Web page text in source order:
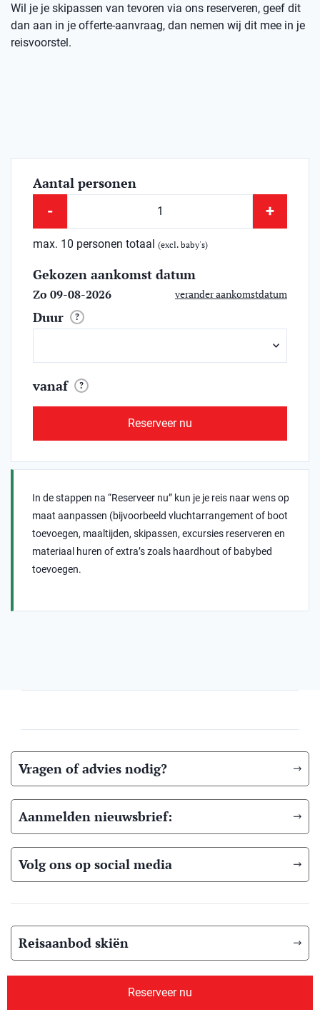
Wil je je skipassen van tevoren via ons reserveren, geef dit
dan aan in je offerte-aanvraag, dan nemen wij dit mee in je
reisvoorstel.
Aantal personen
- +
max. 10 personen totaal (excl. baby's)
Gekozen aankomst datum
Zo 09-08-2026 verander aankomstdatum
Duur ?
vanaf ?
Reserveer nu
In de stappen na “Reserveer nu” kun je je reis naar wens op
maat aanpassen (bijvoorbeeld vluchtarrangement of boot
toevoegen, maaltijden, skipassen, excursies reserveren en
materiaal huren of extra’s zoals haardhout of babybed
toevoegen.
Reserveer nu
Vragen of advies nodig?
Aanmelden nieuwsbrief:
Volg ons op social media
Reisaanbod skiën
Skibestemmingen